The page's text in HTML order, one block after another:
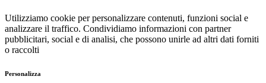
Utilizziamo cookie per personalizzare contenuti, funzioni social e
analizzare il traffico. Condividiamo informazioni con partner
pubblicitari, social e di analisi, che possono unirle ad altri dati forniti
o raccolti
Personalizza